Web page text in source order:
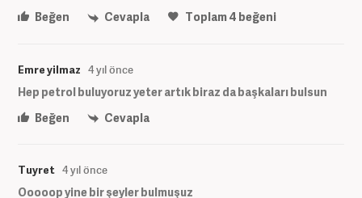
Beğen
Cevapla Toplam4 beğeni
Emre yilmaz 4 yıl önce
Hep petrol buluyoruz yeter artık biraz da başkaları bulsun
Beğen
Cevapla
Tuyret 4 yıl önce
Ooooop yine bir şeyler bulmuşuz